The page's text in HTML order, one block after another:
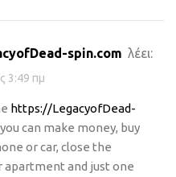
spin.com λέει:
3:49 πμ
https://LegacyofDead-
can make money, buy
or car, close the
apartment and just one